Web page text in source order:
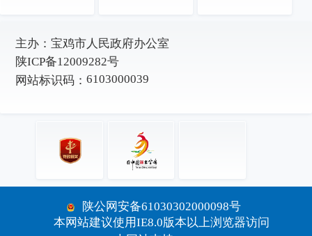
主办： 宝鸡市人民政府办公室
陕ICP备12009282号
网站标识码： 6103000039
陕公网安备61030302000098号
本网站建议使用IE8.0版本以上浏览器访问